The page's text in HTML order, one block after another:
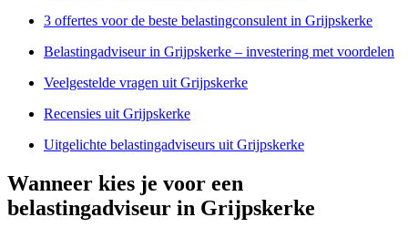
3 offertes voor de beste belastingconsulent in Grijpskerke
Belastingadviseur in Grijpskerke – investering met voordelen
Veelgestelde vragen uit Grijpskerke
Recensies uit Grijpskerke
Uitgelichte belastingadviseurs uit Grijpskerke
Wanneer kies je voor een
belastingadviseur in Grijpskerke